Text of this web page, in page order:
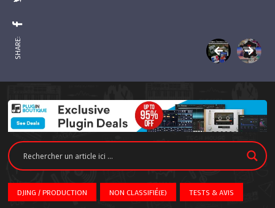
SHARE:
DJING / PRODUCTION NON CLASSIFIÉ(E) TESTS & AVIS